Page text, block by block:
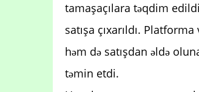
tamaşaçılara təqdim
satışa çıxarıldı.
həm də satışdan əldə
təmin etdi.